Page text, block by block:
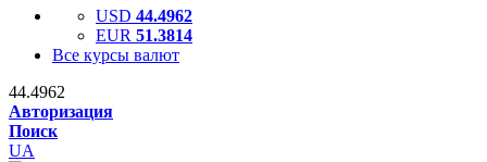
USD 44.4962
EUR 51.3814
Все курсы валют
44.4962
Авторизация
Поиск
UA